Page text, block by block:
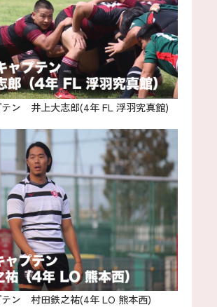
テン 井上大志郎(4年 FL 浮羽究真館)
テン 村田鉄之祐(4年 LO 熊本西)